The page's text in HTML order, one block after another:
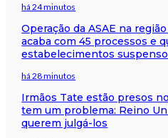
há 24 minutos
Operação da ASAE na
acaba com 45 processos e
estabelecimentos
há 28 minutos
Irmãos Tate estão presos
tem um problema: Reino
querem julgá-los